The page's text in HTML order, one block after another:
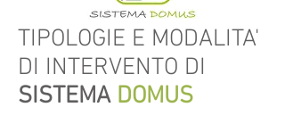
TIPOLOGIE E MODALITA'
DI INTERVENTO DI
SISTEMA DOMUS